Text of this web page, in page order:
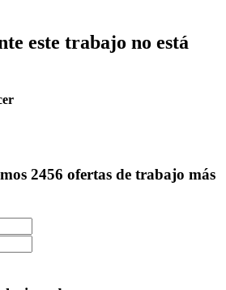
este trabajo no está
2456 ofertas de trabajo más